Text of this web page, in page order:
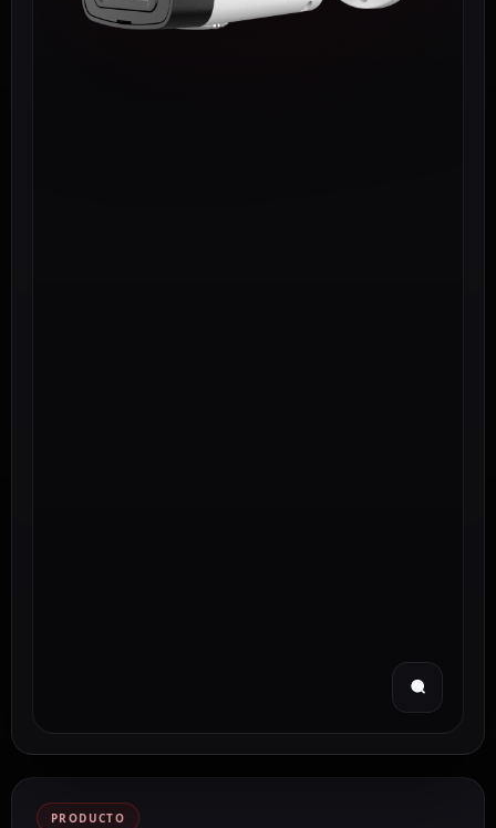
PRODUCTO